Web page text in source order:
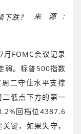
来源 :
月FOMC会议记录
弱。标普500指数
二守住水平支撑
低点下方的第一
回档位4387.6
键，如果失守，